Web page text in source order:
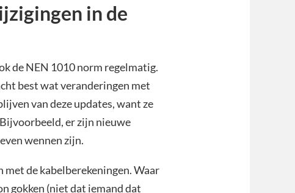
in de
de NEN 1010 norm regelmatig.
best wat veranderingen met
van deze updates, want ze
er zijn nieuwe
wennen zijn.
de kabelberekeningen. Waar
gokken (niet dat iemand dat